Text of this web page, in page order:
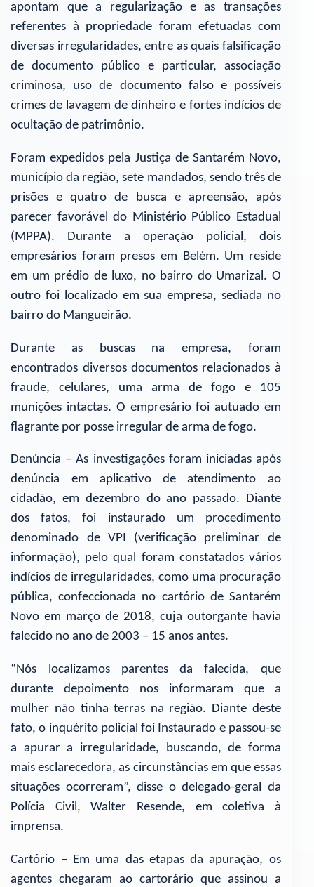
apontam que a regularização e as transações
referentes à propriedade foram efetuadas com
diversas irregularidades, entre as quais falsificação
de documento público e particular, associação
criminosa, uso de documento falso e possíveis
crimes de lavagem de dinheiro e fortes indícios de
ocultação de patrimônio.
Foram expedidos pela Justiça de Santarém Novo,
município da região, sete mandados, sendo três de
prisões e quatro de busca e apreensão, após
parecer favorável do Ministério Público Estadual
(MPPA). Durante a operação policial, dois
empresários foram presos em Belém. Um reside
em um prédio de luxo, no bairro do Umarizal. O
outro foi localizado em sua empresa, sediada no
bairro do Mangueirão.
Durante as buscas na empresa, foram
encontrados diversos documentos relacionados à
fraude, celulares, uma arma de fogo e 105
munições intactas. O empresário foi autuado em
flagrante por posse irregular de arma de fogo.
Denúncia – As investigações foram iniciadas após
denúncia em aplicativo de atendimento ao
cidadão, em dezembro do ano passado. Diante
dos fatos, foi instaurado um procedimento
denominado de VPI (verificação preliminar de
informação), pelo qual foram constatados vários
indícios de irregularidades, como uma procuração
pública, confeccionada no cartório de Santarém
Novo em março de 2018, cuja outorgante havia
falecido no ano de 2003 – 15 anos antes.
“Nós localizamos parentes da falecida, que
durante depoimento nos informaram que a
mulher não tinha terras na região. Diante deste
fato, o inquérito policial foi Instaurado e passou-se
a apurar a irregularidade, buscando, de forma
mais esclarecedora, as circunstâncias em que essas
situações ocorreram”, disse o delegado-geral da
Polícia Civil, Walter Resende, em coletiva à
imprensa.
Cartório – Em uma das etapas da apuração, os
agentes chegaram ao cartorário que assinou a